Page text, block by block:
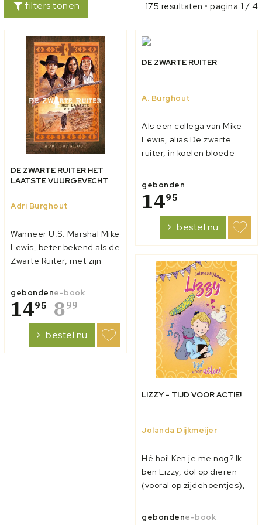
filters tonen 175 resultaten • pagina 1 / 4
DE ZWARTE RUITER HET
LAATSTE VUURGEVECHT
Adri Burghout
Wanneer U.S. Marshal Mike
Lewis, beter bekend als de
Zwarte Ruiter, met zijn
Mantohpa op een
gevaarlijke missie wordt
gestuurd, lijkt het een
routineklus: het oprollen
wapensmokkelnetwerk in
gebonden
1495
e-book
899
bestel nu
DE ZWARTE RUITER
A. Burghout
Als een collega van Mike
Lewis, alias De zwarte
ruiter, in koelen bloede
een treinoverval, weet de
jonge marshal wat hem te
doen staat. Hij opent de
jacht op de leider van de
bende die de overval
pleegde. Dan blijkt dat
deze s...
gebonden
1495
bestel nu
LIZZY - TIJD VOOR ACTIE!
Jolanda Dijkmeijer
Hé hoi! Ken je me nog? Ik
ben Lizzy, dol op dieren
(vooral op zijdehoentjes),
soms superirritante) zus
gebondene-book